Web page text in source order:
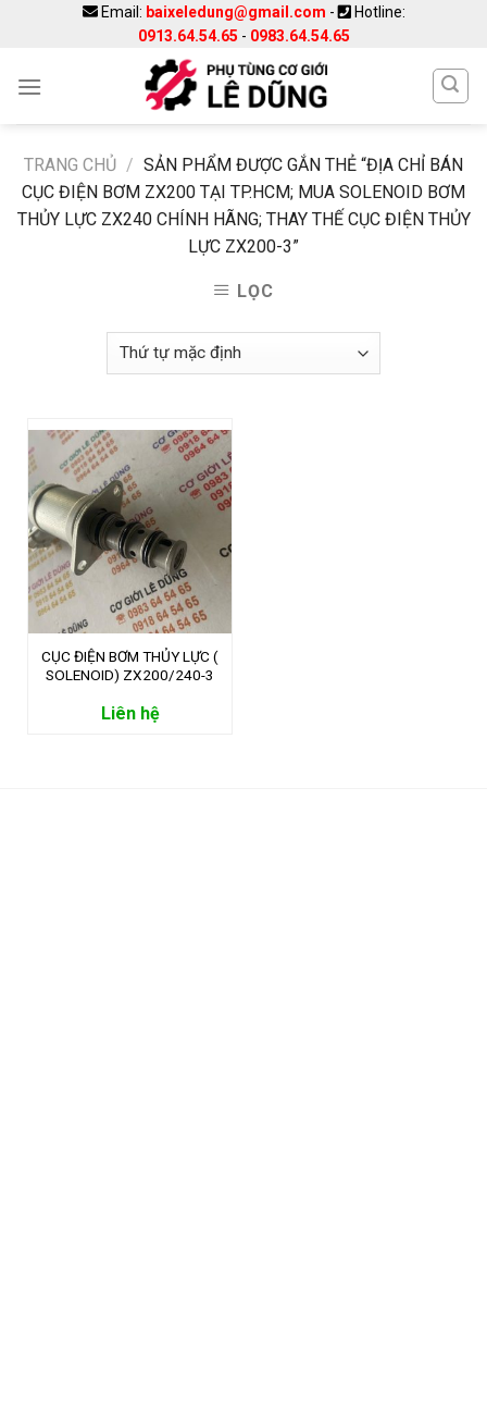
Email: baixeledung@gmail.com -
Hotline:
0913.64.54.65 - 0983.64.54.65
TRANG CHỦ / SẢN PHẨM ĐƯỢC GẮN THẺ “ĐỊA CHỈ BÁN
CỤC ĐIỆN BƠM ZX200 TẠI TP.HCM; MUA SOLENOID BƠM
THỦY LỰC ZX240 CHÍNH HÃNG; THAY THẾ CỤC ĐIỆN THỦY
LỰC ZX200-3”
LỌC
CỤC ĐIỆN BƠM THỦY LỰC (
SOLENOID) ZX200/240-3
Liên hệ